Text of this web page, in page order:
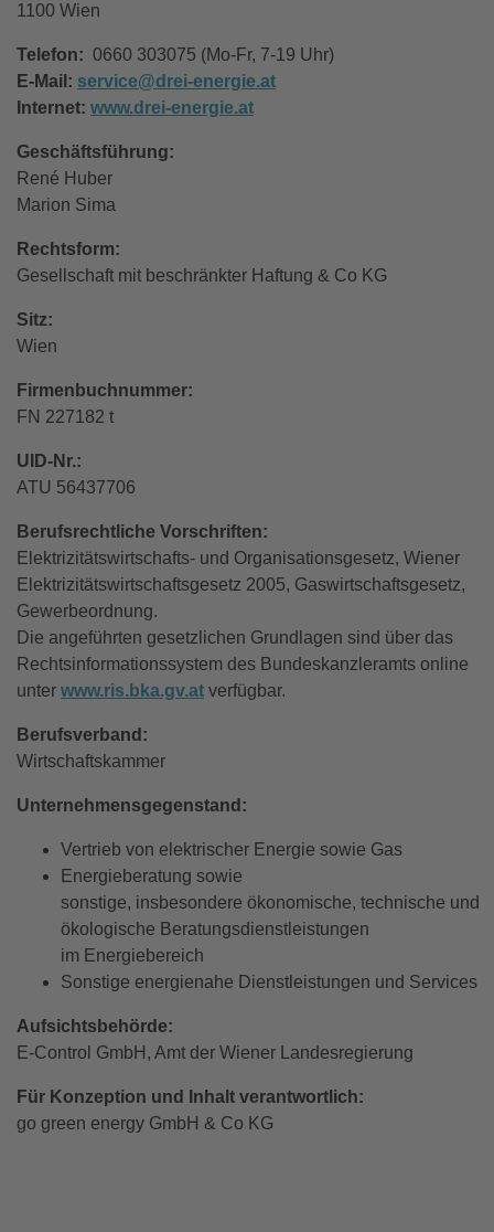
1100 Wien
Telefon: 0660 303075 (Mo-Fr, 7-19 Uhr)
E-Mail: service@drei-energie.at
Internet: www.drei-energie.at
Geschäftsführung:
René Huber
Marion Sima
Rechtsform:
Gesellschaft mit beschränkter Haftung & Co KG
Sitz:
Wien
Firmenbuchnummer:
FN 227182 t
UID-Nr.:
ATU 56437706
Berufsrechtliche Vorschriften:
Elektrizitätswirtschafts- und Organisationsgesetz, Wiener
Elektrizitätswirtschaftsgesetz 2005, Gaswirtschaftsgesetz,
Gewerbeordnung.
Die angeführten gesetzlichen Grundlagen sind über das
Rechtsinformationssystem des Bundeskanzleramts online
unter www.ris.bka.gv.at verfügbar.
Berufsverband:
Wirtschaftskammer
Unternehmensgegenstand:
Vertrieb von elektrischer Energie sowie Gas
Energieberatung sowie
sonstige, insbesondere ökonomische, technische und
ökologische Beratungsdienstleistungen
im Energiebereich
Sonstige energienahe Dienstleistungen und Services
Aufsichtsbehörde:
E-Control GmbH, Amt der Wiener Landesregierung
Für Konzeption und Inhalt verantwortlich:
go green energy GmbH & Co KG